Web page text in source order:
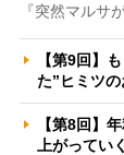
『突然マルサ
【第9回】
た”ヒミツ
【第8回】
上がって